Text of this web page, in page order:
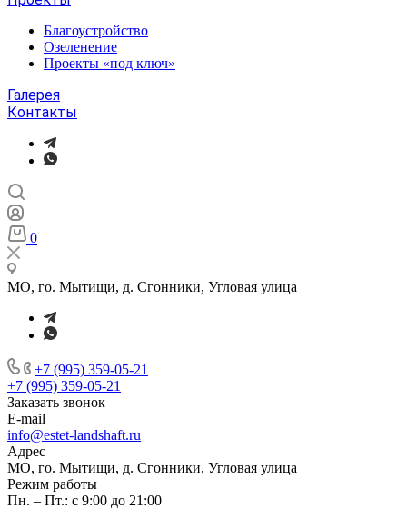
Благоустройство
Озеленение
Проекты «под ключ»
Галерея
Контакты
0
МО, го. Мытищи, д. Сгонники, Угловая улица
+7 (995) 359-05-21
+7 (995) 359-05-21
Заказать звонок
E-mail
info@estet-landshaft.ru
Адрес
МО, го. Мытищи, д. Сгонники, Угловая улица
Режим работы
Пн. – Пт.: с 9:00 до 21:00